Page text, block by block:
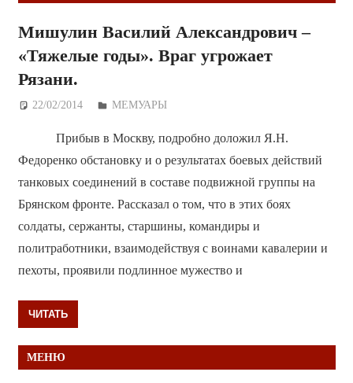
Мишулин Василий Александрович –
«Тяжелые годы». Враг угрожает
Рязани.
22/02/2014 Дежурный по Редакции
МЕМУАРЫ
Прибыв в Москву, подробно доложил Я.Н.
Федоренко обстановку и о результатах боевых действий
танковых соединений в составе подвижной группы на
Брянском фронте. Рассказал о том, что в этих боях
солдаты, сержанты, старшины, командиры и
политработники, взаимодействуя с воинами кавалерии и
пехоты, проявили подлинное мужество и
ЧИТАТЬ
МЕНЮ